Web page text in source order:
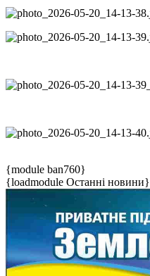
{module ban760}
{loadmodule Останні новини}